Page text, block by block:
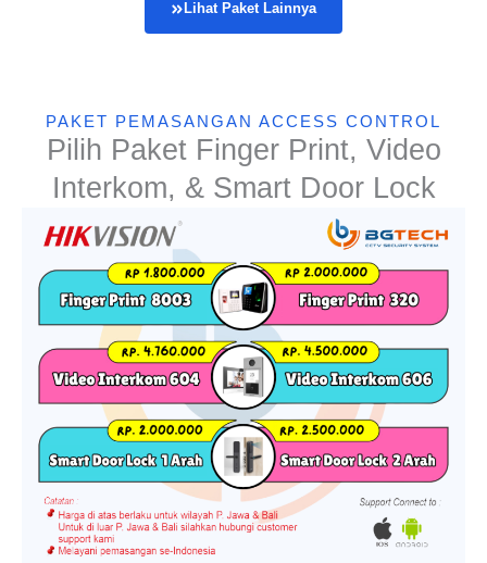
Lihat Paket Lainnya
PAKET PEMASANGAN ACCESS CONTROL
Pilih Paket Finger Print, Video
Interkom, & Smart Door Lock